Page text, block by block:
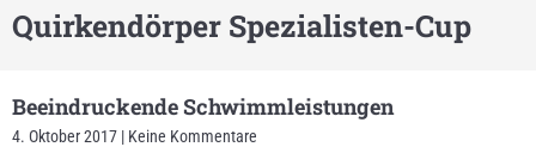
Quirkendörper Spezialisten-Cup
Beeindruckende Schwimmleistungen
4. Oktober 2017 Keine Kommentare